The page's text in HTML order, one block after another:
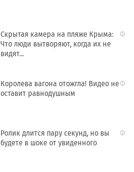
i
Скрытая камера на пляже Крыма:
Что люди вытворяют, когда их не
видят...
i
Королева вагона отожгла! Видео не
оставит равнодушным
i
Ролик длится пару секунд, но вы
будете в шоке от увиденного